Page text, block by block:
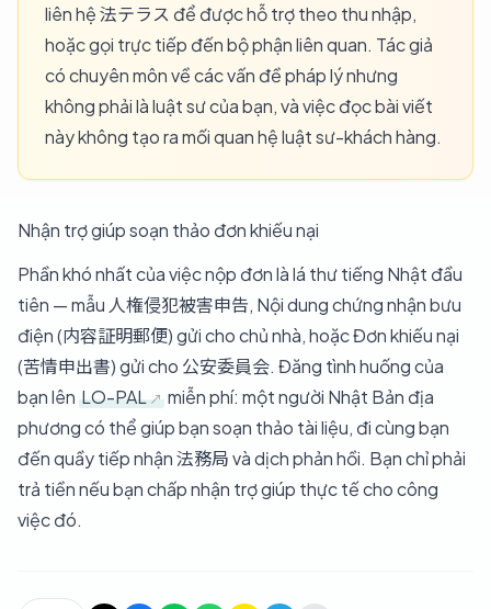
liên hệ 法テラス để được hỗ trợ theo thu nhập,
hoặc gọi trực tiếp đến bộ phận liên quan. Tác giả
có chuyên môn về các vấn đề pháp lý nhưng
không phải là luật sư của bạn, và việc đọc bài viết
này không tạo ra mối quan hệ luật sư-khách hàng.
Nhận trợ giúp soạn thảo đơn khiếu nại
Phần khó nhất của việc nộp đơn là lá thư tiếng Nhật đầu
tiên — mẫu 人権侵犯被害申告, Nội dung chứng nhận bưu
điện (内容証明郵便) gửi cho chủ nhà, hoặc Đơn khiếu nại
(苦情申出書) gửi cho 公安委員会. Đăng tình huống của
bạn lên LO-PAL
miễn phí: một người Nhật Bản địa
phương có thể giúp bạn soạn thảo tài liệu, đi cùng bạn
đến quầy tiếp nhận 法務局 và dịch phản hồi. Bạn chỉ phải
trả tiền nếu bạn chấp nhận trợ giúp thực tế cho công
việc đó.